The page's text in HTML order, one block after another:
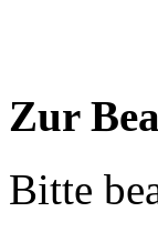
Zur
Bitte